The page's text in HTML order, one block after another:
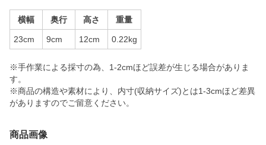
横幅 奥行 高さ 重量
23cm 9cm 12cm 0.22kg
※手作業による採寸の為、1-2cmほど誤差が生じる場合がありま
す。
※商品の構造や素材により、内寸(収納サイズ)とは1-3cmほど差異
がありますのでご留意ください。
商品画像